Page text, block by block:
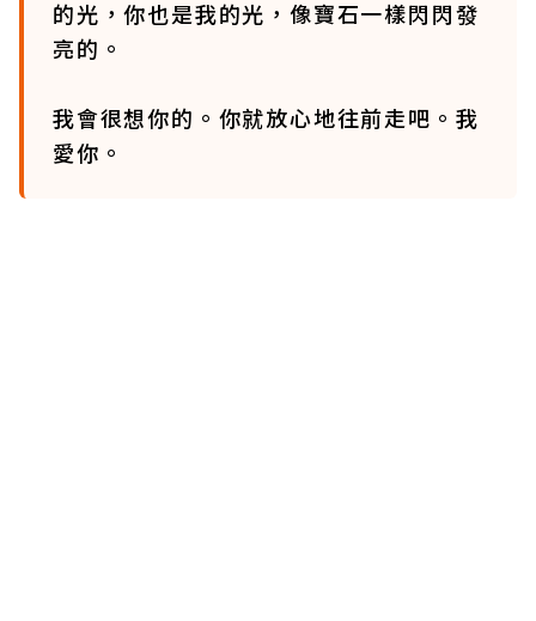
的光，你也是我的光，像寶石一樣閃閃發
亮的。
我會很想你的。你就放心地往前走吧。我
愛你。